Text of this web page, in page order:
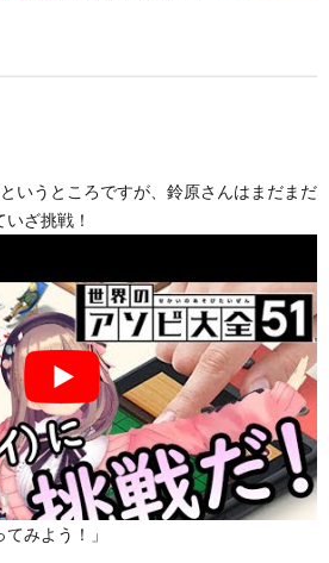
いうところですが、鈴原さんはまだまだ
ざ挑戦！
みよう！」